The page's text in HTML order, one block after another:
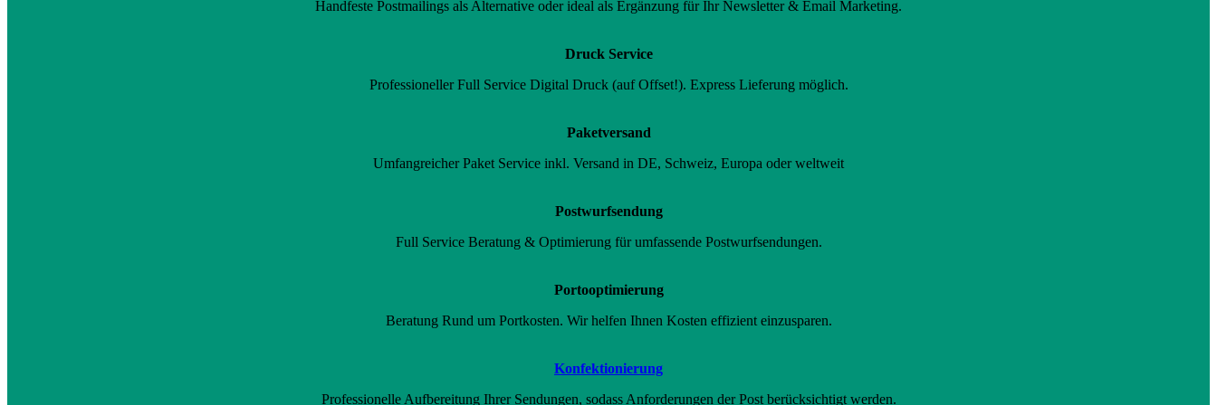
Handfeste Postmailings als Alternative oder ideal als Ergänzung für Ihr Newsletter & Email Marketing.
Druck Service
Professioneller Full Service Digital Druck (auf Offset!). Express Lieferung möglich.
Paketversand
Umfangreicher Paket Service inkl. Versand in DE, Schweiz, Europa oder weltweit
Postwurfsendung
Full Service Beratung & Optimierung für umfassende Postwurfsendungen.
Portooptimierung
Beratung Rund um Portkosten. Wir helfen Ihnen Kosten effizient einzusparen.
Konfektionierung
Professionelle Aufbereitung Ihrer Sendungen, sodass Anforderungen der Post berücksichtigt werden.